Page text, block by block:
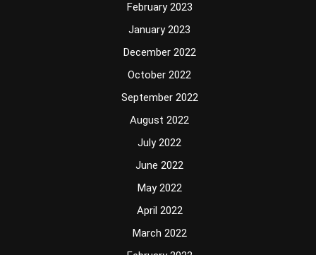
February 2023
January 2023
December 2022
October 2022
September 2022
August 2022
July 2022
June 2022
May 2022
April 2022
March 2022